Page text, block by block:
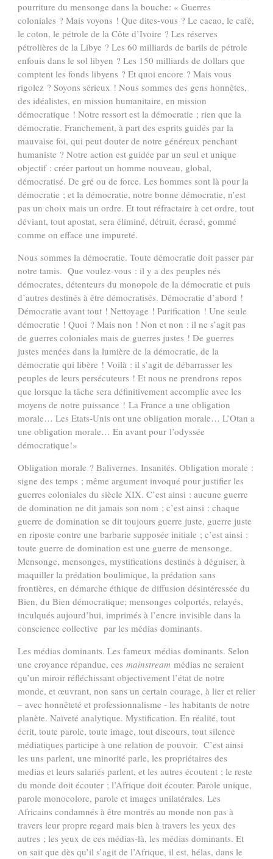
pourriture du mensonge dans la bouche: « Guerres
coloniales ? Mais voyons ! Que dites-vous ? Le cacao, le café,
le coton, le pétrole de la Côte d’Ivoire ? Les réserves
pétrolières de la Libye ? Les 60 milliards de barils de pétrole
enfouis dans le sol libyen ? Les 150 milliards de dollars que
comptent les fonds libyens ? Et quoi encore ? Mais vous
rigolez ? Soyons sérieux ! Nous sommes des gens honnêtes,
des idéalistes, en mission humanitaire, en mission
démocratique ! Notre ressort est la démocratie ; rien que la
démocratie. Franchement, à part des esprits guidés par la
mauvaise foi, qui peut douter de notre généreux penchant
humaniste ? Notre action est guidée par un seul et unique
objectif : créer partout un homme nouveau, global,
démocratisé. De gré ou de force. Les hommes sont là pour la
démocratie ; et la démocratie, notre bonne démocratie, n’est
pas un choix mais un ordre. Et tout réfractaire à cet ordre, tout
déviant, tout apostat, sera éliminé, détruit, écrasé, gommé
comme on efface une impureté.
Nous sommes la démocratie. Toute démocratie doit passer par
notre tamis. Que voulez-vous : il y a des peuples nés
démocrates, détenteurs du monopole de la démocratie et puis
d’autres destinés à être démocratisés. Démocratie d’abord !
Démocratie avant tout ! Nettoyage ! Purification ! Une seule
démocratie ! Quoi ? Mais non ! Non et non : il ne s’agit pas
de guerres coloniales mais de guerres justes ! De guerres
justes menées dans la lumière de la démocratie, de la
démocratie qui libère ! Voilà : il s’agit de débarrasser les
peuples de leurs persécuteurs ! Et nous ne prendrons repos
que lorsque la tâche sera définitivement accomplie avec les
moyens de notre puissance ! La France a une obligation
morale… Les Etats-Unis ont une obligation morale… L’Otan a
une obligation morale… En avant pour l’odyssée
démocratique!»
Obligation morale ? Balivernes. Insanités. Obligation morale :
signe des temps ; même argument invoqué pour justifier les
guerres coloniales du siècle XIX. C’est ainsi : aucune guerre
de domination ne dit jamais son nom ; c’est ainsi : chaque
guerre de domination se dit toujours guerre juste, guerre juste
en riposte contre une barbarie supposée initiale ; c’est ainsi :
toute guerre de domination est une guerre de mensonge.
Mensonge, mensonges, mystifications destinés à déguiser, à
maquiller la prédation boulimique, la prédation sans
frontières, en démarche éthique de diffusion désintéressée du
Bien, du Bien démocratique; mensonges colportés, relayés,
inculqués aujourd’hui, imprimés à l’encre invisible dans la
conscience collective par les médias dominants.
Les médias dominants. Les fameux médias dominants. Selon
une croyance répandue, ces mainstream médias ne seraient
qu’un miroir réfléchissant objectivement l’état de notre
monde, et œuvrant, non sans un certain courage, à lier et relier
– avec honnêteté et professionnalisme - les habitants de notre
planète. Naïveté analytique. Mystification. En réalité, tout
écrit, toute parole, toute image, tout discours, tout silence
médiatiques participe à une relation de pouvoir. C’est ainsi
les uns parlent, une minorité parle, les propriétaires des
medias et leurs salariés parlent, et les autres écoutent ; le reste
du monde doit écouter ; l’Afrique doit écouter. Parole unique,
parole monocolore, parole et images unilatérales. Les
Africains condamnés à être montrés au monde non pas à
travers leur propre regard mais bien à travers les yeux des
autres ; les yeux de ces médias-là, les médias dominants. Et
on sait que dès qu’il s’agit de l’Afrique, il est, hélas, dans le